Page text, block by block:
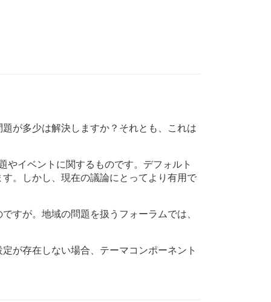
が多少は解決しますか？それとも、これは
やイベントに関するものです。デフォルト
。しかし、現在の議論にとってより有用で
すが。地域の問題を扱うフォーラムでは、
が存在しない場合、テーマコンポーネント